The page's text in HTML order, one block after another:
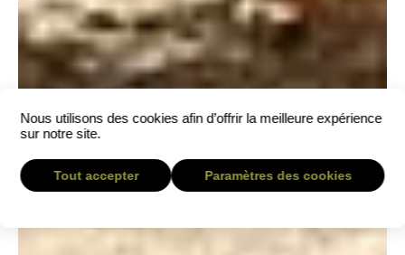
Nous utilisons des cookies afin d’offrir la meilleure expérience
sur notre site.
Tout accepter Paramètres des cookies